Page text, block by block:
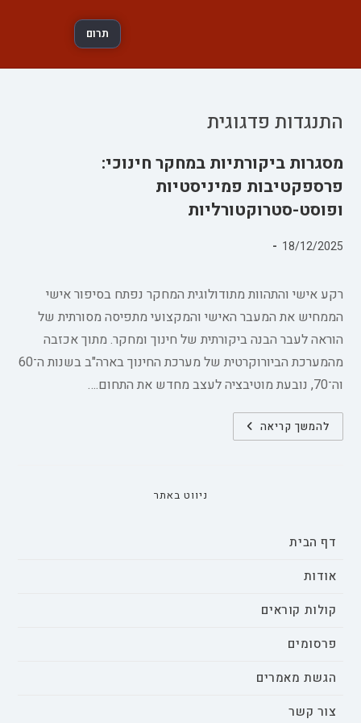
תרום
התנגדות פדגוגית
מסגרות ביקורתיות במחקר חינוכי:
פרספקטיבות פמיניסטיות
ופוסט-סטרוקטורליות
פורסם:
18/12/2025
רקע אישי והתהוות מתודולוגית המחקר נפתח בסיפור אישי
הממחיש את המעבר האישי והמקצועי מתפיסה מסורתית של
הוראה לעבר הבנה ביקורתית של חינוך ומחקר. מתוך אכזבה
מהמערכת הביורוקרטית של מערכת החינוך בארה"ב בשנות ה־60
וה־70, נובעת מוטיבציה לעצב מחדש את התחום.…
להמשך קריאהמסגרות
ביקורתיות
ופוסט-סטרוקטורליות
ניווט באתר
דף הבית
אודות
קולות קוראים
פרסומים
הגשת מאמרים
צור קשר